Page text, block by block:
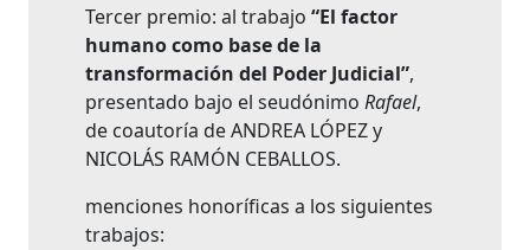
Tercer premio: al trabajo “El factor
humano como base de la
transformación del Poder Judicial”,
presentado bajo el seudónimo Rafael,
de coautoría de ANDREA LÓPEZ y
NICOLÁS RAMÓN CEBALLOS.
menciones honoríficas a los siguientes
trabajos: